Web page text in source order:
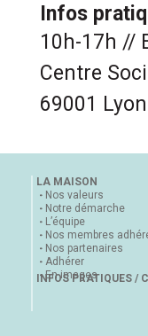
Infos
10h-17h //
Centre
69001 Lyon
LA MAISON
Nos valeurs
Notre démarche
L’équipe
Nos membres
Nos partenaires
Adhérer
En images
INFOS PRATIQUES /